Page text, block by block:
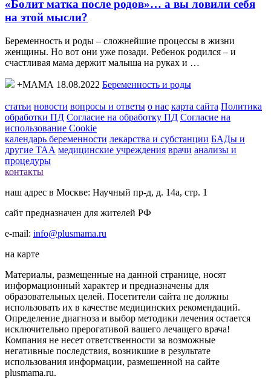
«Болит матка после родов»… а вы ловили себя
на этой мысли?
Беременность и роды – сложнейшие процессы в жизни
женщины. Но вот они уже позади. Ребенок родился – и
счастливая мама держит малыша на руках и …
+МАМА 18.08.2022 Беременность и роды
статьи новости вопросы и ответы о нас карта сайта Политика
обработки ПД Согласие на обработку ПД Согласие на
использование Cookie
календарь беременности лекарства и субстанции БАДы и
другие ТАА медицинские учреждения врачи анализы и
процедуры
контакты
наш адрес в Москве: Научный пр-д, д. 14а, стр. 1
сайт предназначен для жителей РФ
e-mail: info@plusmama.ru
на карте
Материалы, размещенные на данной странице, носят
информационный характер и предназначены для
образовательных целей. Посетители сайта не должны
использовать их в качестве медицинских рекомендаций.
Определение диагноза и выбор методики лечения остается
исключительно прерогативой вашего лечащего врача!
Компания не несет ответственности за возможные
негативные последствия, возникшие в результате
использования информации, размешенной на сайте
plusmama.ru.